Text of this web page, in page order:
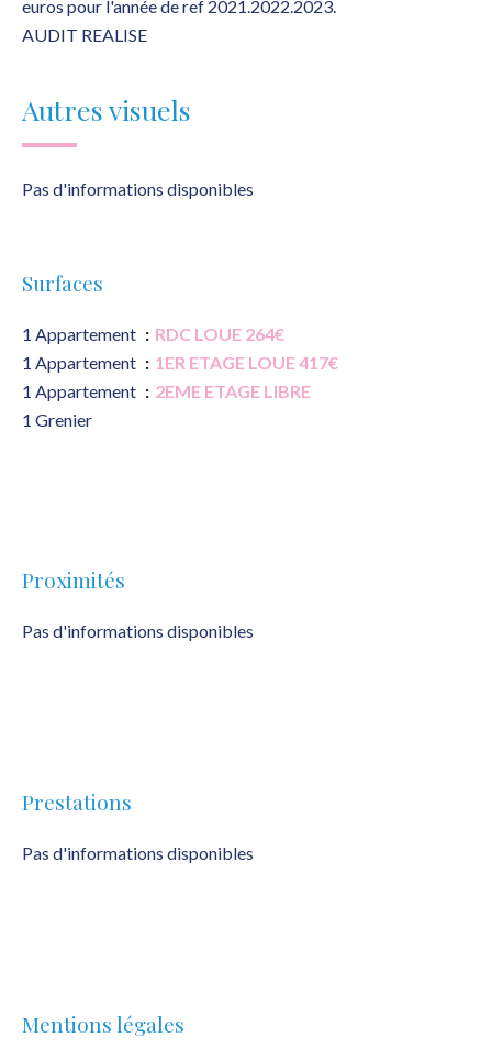
euros pour l'année de ref 2021.2022.2023.
AUDIT REALISE
Autres visuels
Pas d'informations disponibles
Surfaces
1 Appartement
RDC LOUE 264€
1 Appartement
1ER ETAGE LOUE 417€
1 Appartement
2EME ETAGE LIBRE
1 Grenier
Proximités
Pas d'informations disponibles
Prestations
Pas d'informations disponibles
Mentions légales